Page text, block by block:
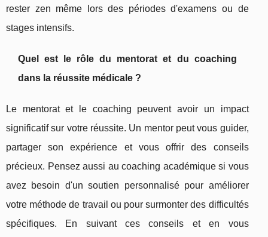
rester zen même lors des périodes d'examens ou de
stages intensifs.
Quel est le rôle du mentorat et du coaching
dans la réussite médicale ?
Le mentorat et le coaching peuvent avoir un impact
significatif sur votre réussite. Un mentor peut vous guider,
partager son expérience et vous offrir des conseils
précieux. Pensez aussi au coaching académique si vous
avez besoin d'un soutien personnalisé pour améliorer
votre méthode de travail ou pour surmonter des difficultés
spécifiques. En suivant ces conseils et en vous